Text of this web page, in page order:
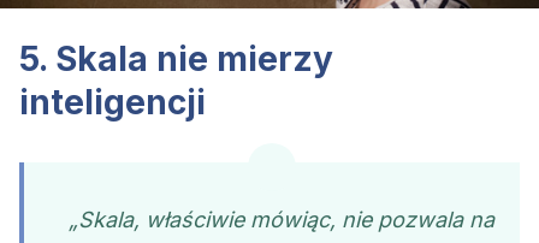
5. Skala nie mierzy
inteligencji
„Skala, właściwie mówiąc, nie pozwala na